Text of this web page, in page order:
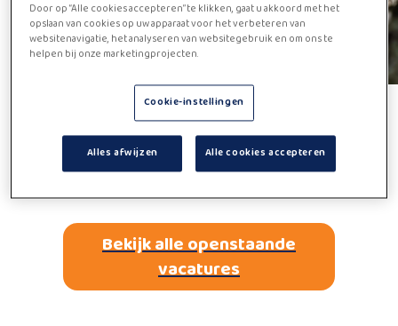
Helaas,
deze vacature kan niet
Bekijk alle openstaande
vacatures
Door op “Alle cookies accepteren” te klikken, gaat u akkoord met het
opslaan van cookies op uw apparaat voor het verbeteren van
websitenavigatie, het analyseren van websitegebruik en om ons te
helpen bij onze marketingprojecten.
Cookie-instellingen
Alles afwijzen Alle cookies accepteren